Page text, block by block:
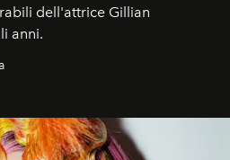
dell'attrice Gillian
anni.